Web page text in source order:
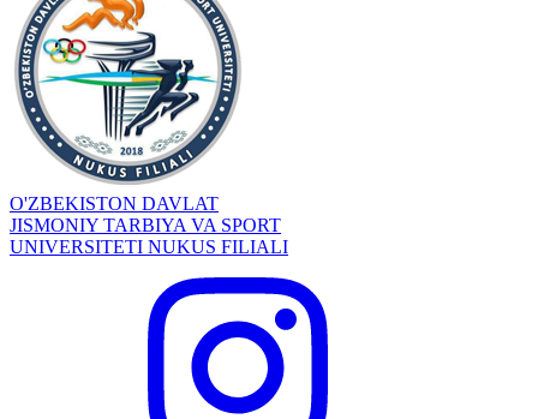
O'ZBEKISTON DAVLAT
JISMONIY TARBIYA VA SPORT
UNIVERSITETI NUKUS FILIALI